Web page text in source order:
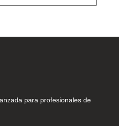
para profesionales de